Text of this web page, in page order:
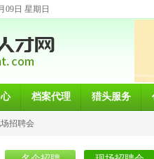
09日 星期日
档案代理 猎头服务
招聘会